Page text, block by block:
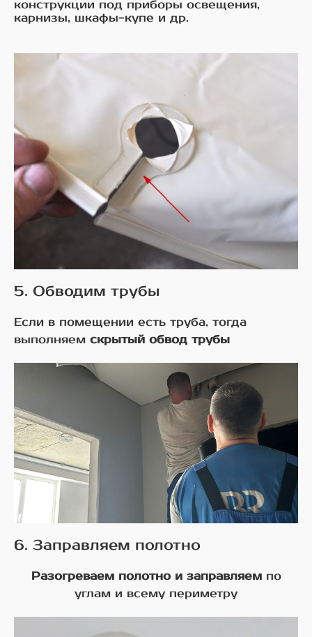
конструкции под приборы освещения,
карнизы, шкафы-купе и др.
5. Обводим трубы
Если в помещении есть труба, тогда
выполняем скрытый обвод трубы
6. Заправляем полотно
Разогреваем полотно и заправляемпо
углам и всему периметру